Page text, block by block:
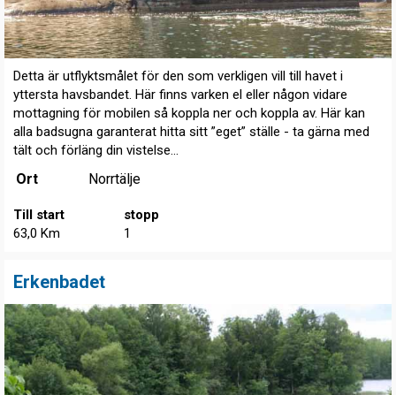
Detta är utflyktsmålet för den som verkligen vill till havet i
yttersta havsbandet. Här finns varken el eller någon vidare
mottagning för mobilen så koppla ner och koppla av. Här kan
alla badsugna garanterat hitta sitt ”eget” ställe - ta gärna med
tält och förläng din vistelse...
Ort Norrtälje
Till start
63,0 Km
stopp
1
Erkenbadet